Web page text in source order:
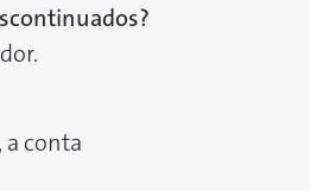
a conta